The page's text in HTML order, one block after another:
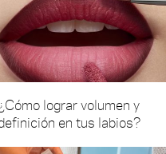
lograr volumen y
en tus labios?